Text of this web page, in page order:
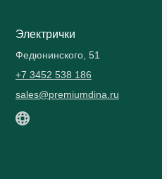
Электрички
Федюнинского, 51
+7 3452 538 186
sales@premiumdina.ru